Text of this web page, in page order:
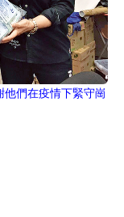
們在疫情下緊守崗